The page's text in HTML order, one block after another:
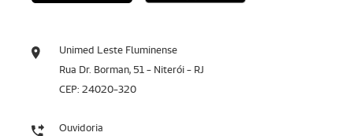
Unimed Leste Fluminense
Rua Dr. Borman, 51 - Niterói - RJ
CEP: 24020-320
Ouvidoria